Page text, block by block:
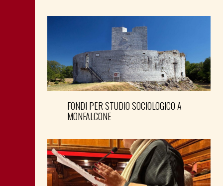
FONDI PER STUDIO SOCIOLOGICO A
MONFALCONE